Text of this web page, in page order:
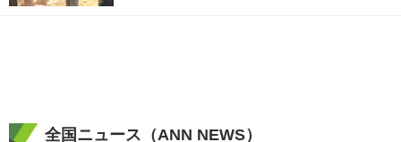
全国ニュース（ANN NEWS）